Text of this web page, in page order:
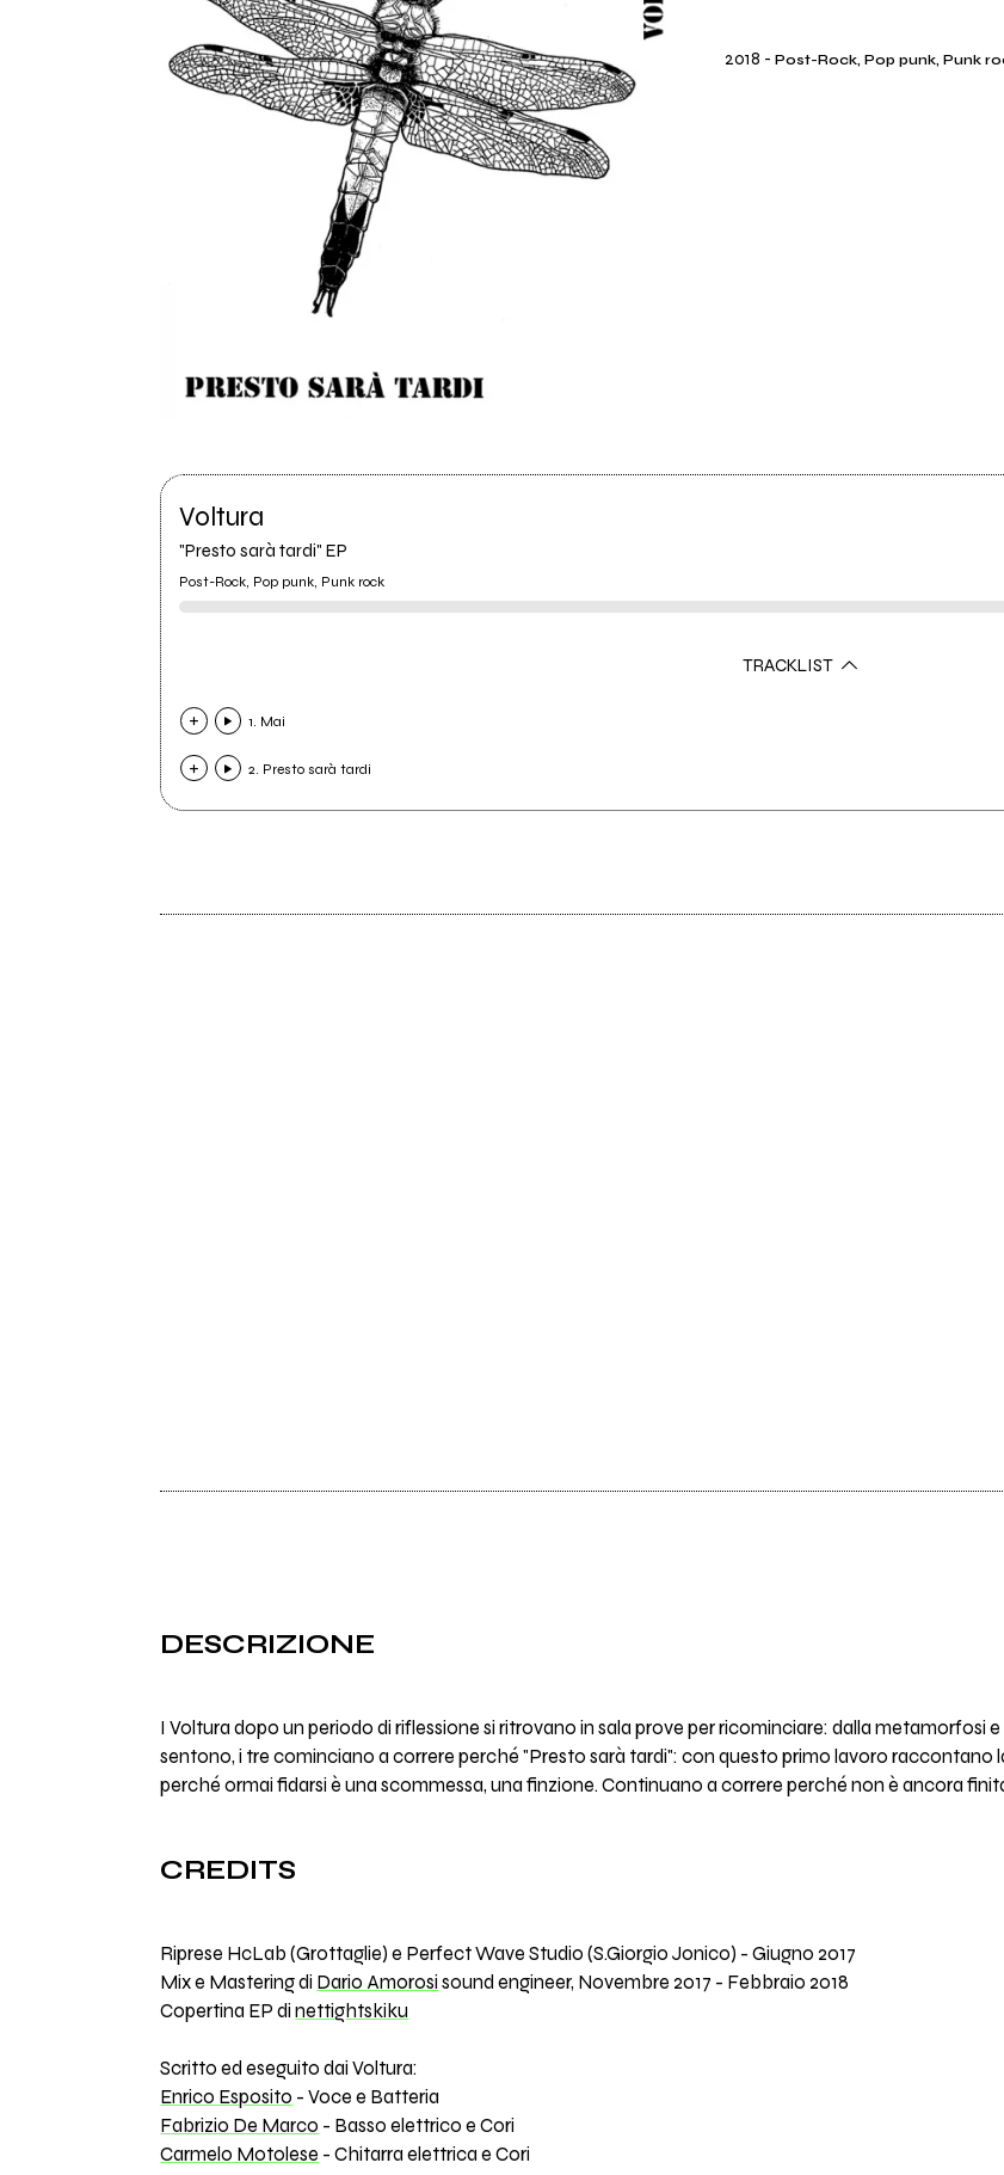
2018 -Post-Rock, Pop punk, Punk
Voltura
"Presto sarà tardi" EP
Post-Rock, Pop punk, Punk rock
TRACKLIST
1. Mai
2. Presto sarà tardi
DESCRIZIONE
I Voltura dopo un periodo di riflessione si ritrovano in sala prove per ricominciare: dalla
sentono, i tre cominciano a correre perché "Presto sarà tardi": con questo primo lavoro raccontano
perché ormai fidarsi è una scommessa, una finzione. Continuano a correre perché non è ancora
CREDITS
Riprese HcLab (Grottaglie) e Perfect Wave Studio (S.Giorgio Jonico) - Giugno 2017
Mix e Mastering di Dario Amorosi sound engineer, Novembre 2017 - Febbraio 2018
Copertina EP dinettightskiku
Scritto ed eseguito dai Voltura:
Enrico Esposito - Voce e Batteria
Fabrizio De Marco - Basso elettrico e Cori
Carmelo Motolese - Chitarra elettrica e Cori